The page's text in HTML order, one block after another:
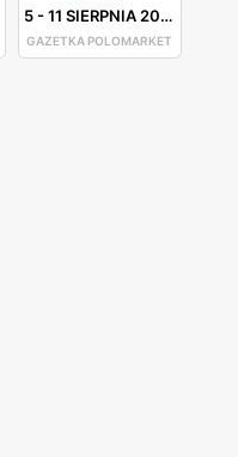
5-11 SIERPNIA 2026
GAZETKA POLOMARKET